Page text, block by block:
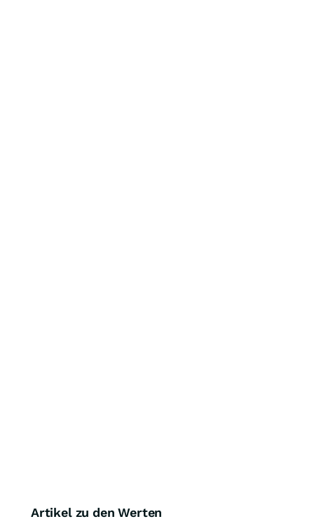
Artikel zu den Werten